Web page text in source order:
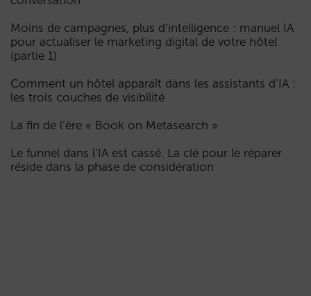
Moins de campagnes, plus d’intelligence : manuel IA
pour actualiser le marketing digital de votre hôtel
(partie 1)
Comment un hôtel apparaît dans les assistants d’IA :
les trois couches de visibilité
La fin de l’ère « Book on Metasearch »
Le funnel dans l’IA est cassé. La clé pour le réparer
réside dans la phase de considération